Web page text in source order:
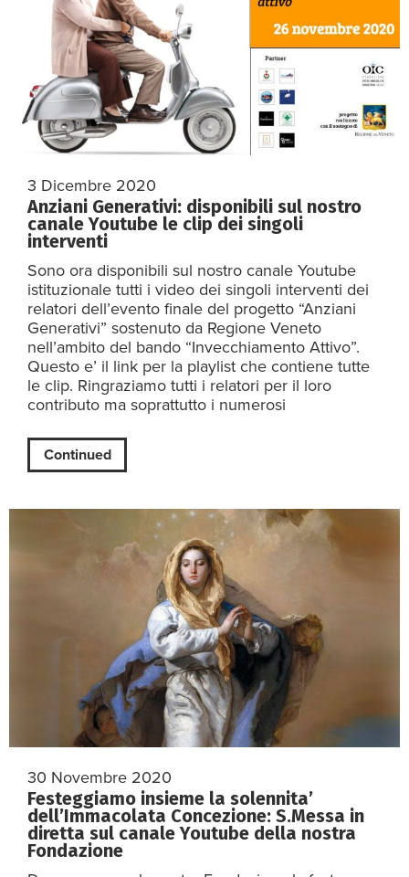
3 Dicembre 2020
Anziani Generativi: disponibili sul nostro
canale Youtube le clip dei singoli
interventi
Sono ora disponibili sul nostro canale Youtube
istituzionale tutti i video dei singoli interventi dei
relatori dell’evento finale del progetto “Anziani
Generativi” sostenuto da Regione Veneto
nell’ambito del bando “Invecchiamento Attivo”.
Questo e’ il link per la playlist che contiene tutte
le clip. Ringraziamo tutti i relatori per il loro
contributo ma soprattutto i numerosi
Continued
30 Novembre 2020
Festeggiamo insieme la solennita’
dell’Immacolata Concezione: S.Messa in
diretta sul canale Youtube della nostra
Fondazione